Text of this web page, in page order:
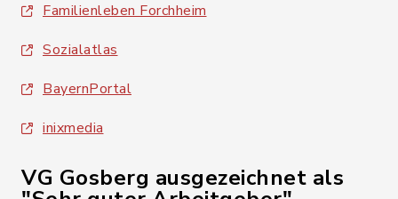
Familienleben Forchheim
Sozialatlas
BayernPortal
inixmedia
VG Gosberg ausgezeichnet als